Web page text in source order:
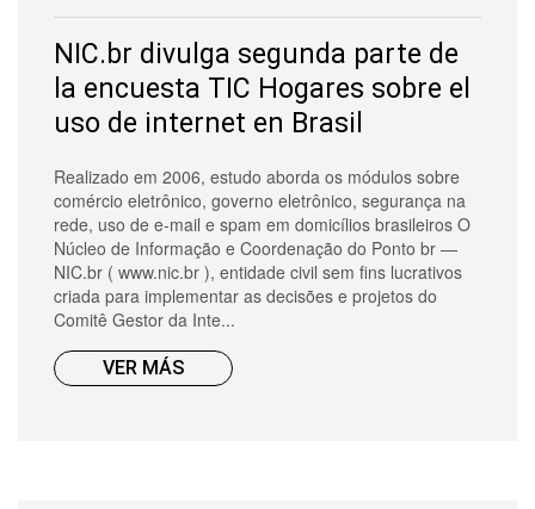
NIC.br divulga segunda parte de
la encuesta TIC Hogares sobre el
uso de internet en Brasil
Realizado em 2006, estudo aborda os módulos sobre
comércio eletrônico, governo eletrônico, segurança na
rede, uso de e-mail e spam em domicílios brasileiros O
Núcleo de Informação e Coordenação do Ponto br —
NIC.br ( www.nic.br ), entidade civil sem fins lucrativos
criada para implementar as decisões e projetos do
Comitê Gestor da Inte...
VER MÁS